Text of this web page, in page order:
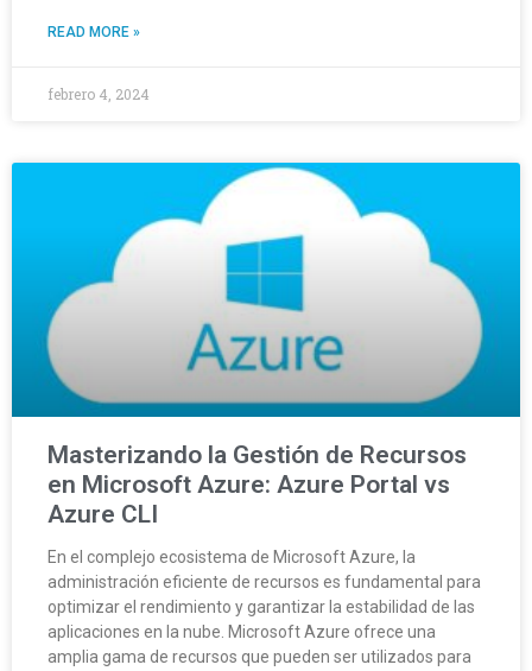
READ MORE »
febrero 4, 2024
Masterizando la Gestión de Recursos
en Microsoft Azure: Azure Portal vs
Azure CLI
En el complejo ecosistema de Microsoft Azure, la
administración eficiente de recursos es fundamental para
optimizar el rendimiento y garantizar la estabilidad de las
aplicaciones en la nube. Microsoft Azure ofrece una
amplia gama de recursos que pueden ser utilizados para